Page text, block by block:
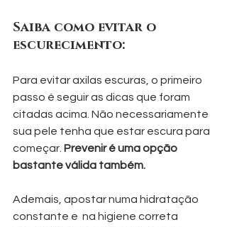
Saiba como evitar o
escurecimento:
Para evitar axilas escuras, o primeiro
passo é seguir as dicas que foram
citadas acima. Não necessariamente
sua pele tenha que estar escura para
começar. Prevenir é uma opção
bastante válida também.
Ademais, apostar numa hidratação
constante e  na higiene correta